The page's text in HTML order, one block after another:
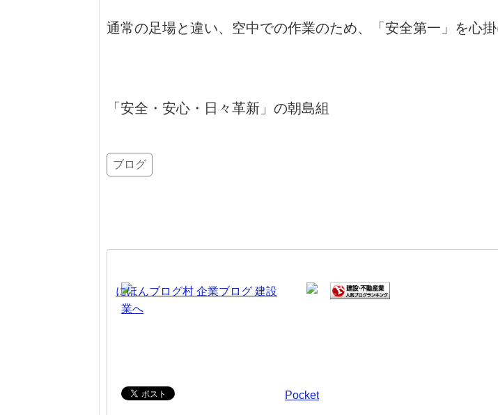
通常の足場と違い、空中での作業のため、「安全第一」を心掛
「安全・安心・日々革新」の朝島組
ブログ
Pocket